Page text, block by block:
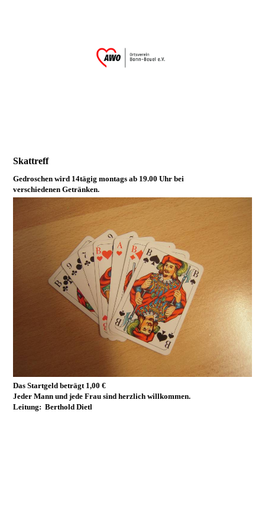
Skattreff
Gedroschen wird 14tägig montags ab 19.00 Uhr bei
verschiedenen Getränken.
Das Startgeld beträgt 1,00 €
Jeder Mann und jede Frau sind herzlich willkommen.
Leitung: Berthold Dietl